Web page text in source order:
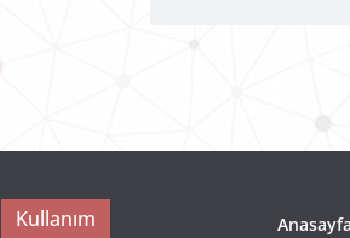
Kullanım Anasayfa